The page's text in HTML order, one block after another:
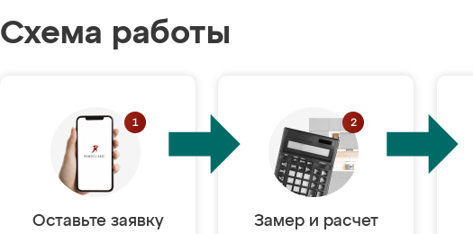
Схема работы
Оставьте заявку Замер и расчет